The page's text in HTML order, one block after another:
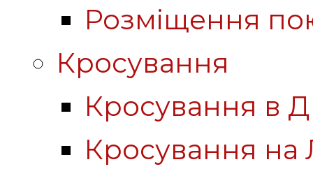
Розміщення
Кросування
Кросування в
Кросування на